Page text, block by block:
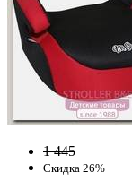
1 445
Скидка 26%